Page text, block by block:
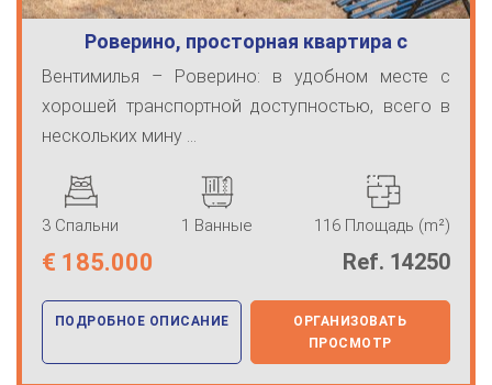
Роверино, просторная квартира с
парковоч…
Вентимилья – Роверино: в удобном месте с
хорошей транспортной доступностью, всего в
нескольких мину ...
3 Спальни 1 Ванные 116 Площадь (m²)
€ 185.000 Ref. 14250
ПОДРОБНОЕ ОПИСАНИЕ
ОРГАНИЗОВАТЬ
ПРОСМОТР